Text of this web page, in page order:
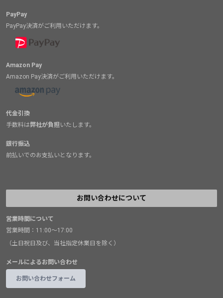
PayPay
PayPay決済がご利用いただけます。
Amazon Pay
Amazon Pay決済がご利用いただけます。
代金引換
手数料は弊社が負担いたします。
銀行振込
前払いでのお支払いとなります。
お問い合わせについて
営業時間について
営業時間：11:00～17:00
（土日祝日及び、当社指定休業日を除く）
メールによるお問い合わせ
お問い合わせフォーム